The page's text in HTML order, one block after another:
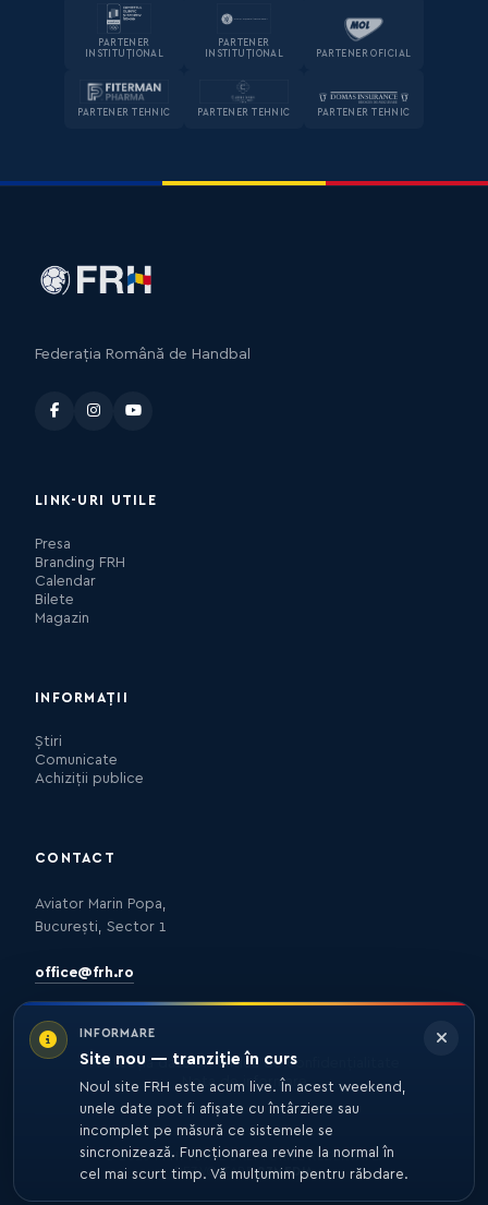
PARTENER
INSTITUȚIONAL
PARTENER
INSTITUȚIONAL
PARTENER OFICIAL
PARTENER TEHNIC PARTENER TEHNIC PARTENER TEHNIC
INFORMARE
Site nou — tranziție în curs
Noul site FRH este acum live. În acest weekend,
unele date pot fi afișate cu întârziere sau
incomplet pe măsură ce sistemele se
sincronizează. Funcționarea revine la normal în
cel mai scurt timp. Vă mulțumim pentru răbdare.
Federația Română de Handbal
LINK-URI UTILE
Presa
Branding FRH
Calendar
Bilete
Magazin
INFORMAȚII
Știri
Comunicate
Achiziții publice
CONTACT
Aviator Marin Popa,
București, Sector 1
office@frh.ro
Protecția datelorPolitica de confidențialitate
Nota de informare
© 2026 FRH. TOATE DREPTURILE REZERVATE.
DEZVOLTARE27MEDIA